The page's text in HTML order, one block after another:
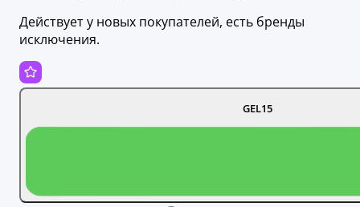
Действует у новых покупателей, есть бренды
исключения.
GEL15